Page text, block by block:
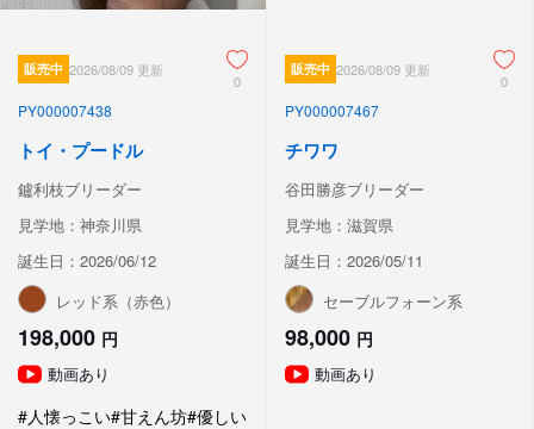
販売中 2026/08/09 更新
0
PY000007438
トイ・プードル
鑪利枝ブリーダー
見学地：神奈川県
誕生日：2026/06/12
レッド系（赤色）
198,000 円
動画あり
#人懐っこい#甘えん坊#優しい
販売中 2026/08/09 更新
0
PY000007467
チワワ
谷田勝彦ブリーダー
見学地：滋賀県
誕生日：2026/05/11
セーブルフォーン系
98,000 円
動画あり